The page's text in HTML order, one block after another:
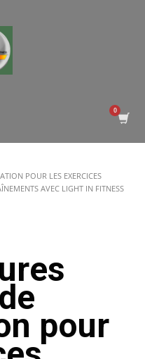
POUR LES EXERCICES
AVEC LIGHT IN FITNESS
pour